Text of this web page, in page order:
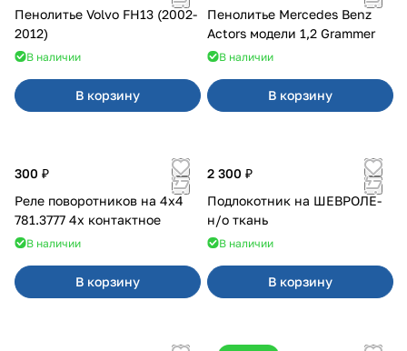
Пенолитье Volvo FH13 (2002-
2012)
В наличии
В корзину
Пенолитье Mercedes Benz
Actors модели 1,2 Grammer
В наличии
В корзину
300 ₽
Реле поворотников на 4х4
781.3777 4х контактное
В наличии
В корзину
2 300 ₽
Подлокотник на ШЕВРОЛЕ-
н/о ткань
В наличии
В корзину